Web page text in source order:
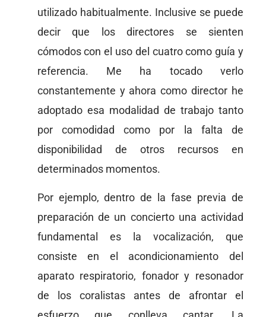
utilizado habitualmente. Inclusive se puede
decir que los directores se sienten
cómodos con el uso del cuatro como guía y
referencia. Me ha tocado verlo
constantemente y ahora como director he
adoptado esa modalidad de trabajo tanto
por comodidad como por la falta de
disponibilidad de otros recursos en
determinados momentos.
Por ejemplo, dentro de la fase previa de
preparación de un concierto una actividad
fundamental es la vocalización, que
consiste en el acondicionamiento del
aparato respiratorio, fonador y resonador
de los coralistas antes de afrontar el